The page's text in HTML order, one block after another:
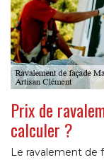
Prix de
calculer ?
Le ravalement de